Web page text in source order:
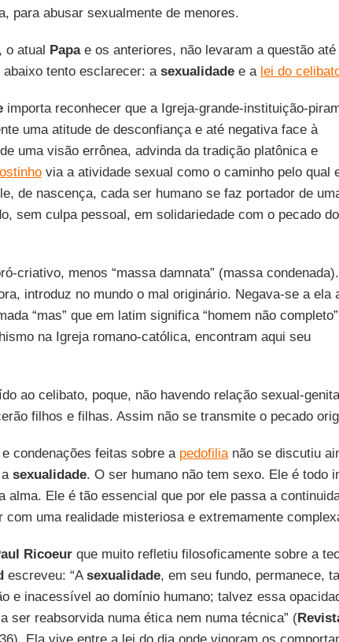
para abusar sexualmente de menores.
o atual Papae os anteriores, não levaram a questão até
tento esclarecer: a sexualidadee a lei do
importa reconhecer que a Igreja-grande-instituição-
uma atitude de desconfiança e até negativa face à
uma visão errônea, advinda da tradição platônica e
via a atividade sexual como o caminho pelo qual
de nascença, cada ser humano se faz portador de
sem culpa pessoal, em solidariedade com o pecado
criativo, menos “massa damnata” (massa
introduz no mundo o mal originário. Negava-se a ela
“mas” que em latim significa “homem não
na Igreja romano-católica, encontram aqui seu
ao celibato, poque, não havendo relação sexual-
filhos e filhas. Assim não se transmite o pecado
condenações feitas sobre a pedofilianão se discutiu
sexualidade. O ser humano não tem sexo. Ele é todo
alma. Ele é tão essencial que por ele passa a
uma realidade misteriosa e extremamente
Ricoeurque muito refletiu filosoficamente sobre a
escreveu: “Asexualidade, em seu fundo, permanece,
e inacessível ao domínio humano; talvez essa
ser reabsorvida numa ética nem numa técnica” (